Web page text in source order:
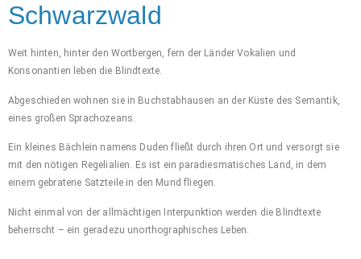
Schwarzwald
Weit hinten, hinter den Wortbergen, fern der Länder Vokalien und
Konsonantien leben die Blindtexte.
Abgeschieden wohnen sie in Buchstabhausen an der Küste des Semantik,
eines großen Sprachozeans.
Ein kleines Bächlein namens Duden fließt durch ihren Ort und versorgt sie
mit den nötigen Regelialien. Es ist ein paradiesmatisches Land, in dem
einem gebratene Satzteile in den Mund fliegen.
Nicht einmal von der allmächtigen Interpunktion werden die Blindtexte
beherrscht – ein geradezu unorthographisches Leben.